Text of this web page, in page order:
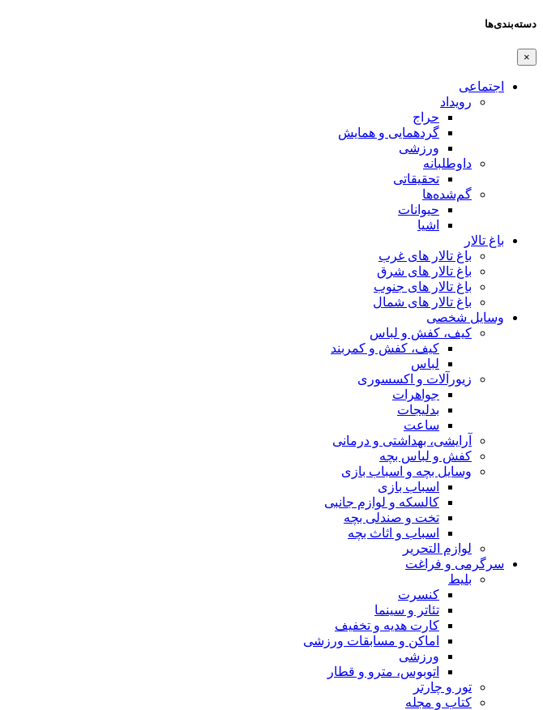
دسته‌بندی‌ها
×
اجتماعی
رویداد
حراج
گردهمایی و همایش
ورزشی
داوطلبانه
تحقیقاتی
گم‌شده‌ها
حیوانات
اشیا
باغ تالار
باغ تالار های غرب
باغ تالار های شرق
باغ تالار های جنوب
باغ تالار های شمال
وسایل شخصی
کیف، کفش و لباس
کیف، کفش و کمربند
لباس
زیورآلات و اکسسوری
جواهرات
بدلیجات
ساعت
آرایشی، بهداشتی و درمانی
کفش و لباس بچه
وسایل بچه و اسباب بازی
اسباب بازی
کالسکه و لوازم جانبی
تخت و صندلی بچه
اسباب و اثاث بچه
لوازم التحریر
سرگرمی و فراغت
بلیط
کنسرت
تئاتر و سینما
کارت هدیه و تخفیف
اماکن و مسابقات ورزشی
ورزشی
اتوبوس، مترو و قطار
تور و چارتر
کتاب و مجله